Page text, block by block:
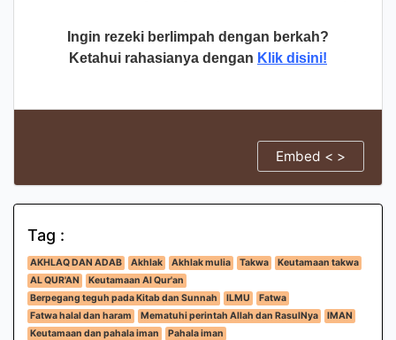
Ingin rezeki berlimpah dengan berkah?
Ketahui rahasianya dengan Klik disini!
Embed < >
Tag :
AKHLAQ DAN ADAB Akhlak Akhlak mulia Takwa
Keutamaan takwa
AL QUR'AN
Keutamaan Al Qur'an
Berpegang teguh pada Kitab dan Sunnah
ILMU
Fatwa
Fatwa halal dan haram
Mematuhi perintah Allah dan RasulNya
IMAN
Keutamaan dan pahala iman
Pahala iman